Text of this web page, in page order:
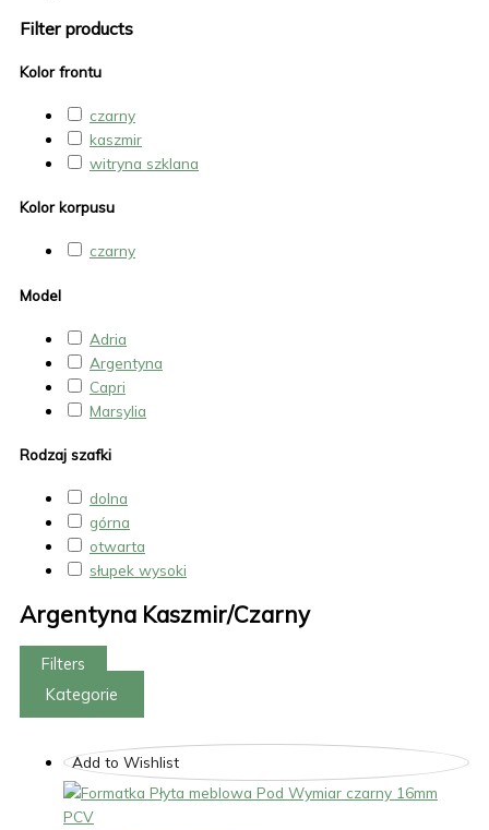
Filter products
Kolor frontu
czarny
kaszmir
witryna szklana
Kolor korpusu
czarny
Model
Adria
Argentyna
Capri
Marsylia
Rodzaj szafki
dolna
górna
otwarta
słupek wysoki
Argentyna Kaszmir/Czarny
Filters
Kategorie
Add to Wishlist